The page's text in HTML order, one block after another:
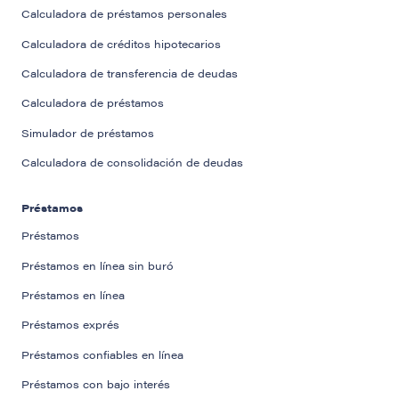
Calculadora de préstamos personales
Calculadora de créditos hipotecarios
Calculadora de transferencia de deudas
Calculadora de préstamos
Simulador de préstamos
Calculadora de consolidación de deudas
Préstamos
Préstamos
Préstamos en línea sin buró
Préstamos en línea
Préstamos exprés
Préstamos confiables en línea
Préstamos con bajo interés